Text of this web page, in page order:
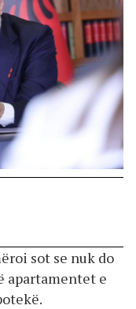
sot se nuk do
apartamentet e